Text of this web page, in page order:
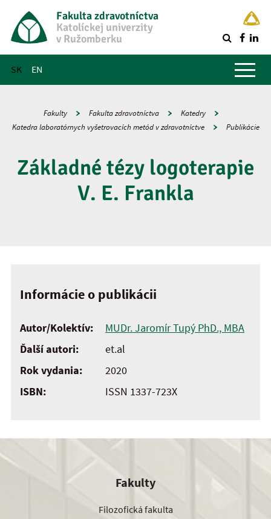
Fakulta zdravotníctva
Katolíckej univerzity
v Ružomberku
SK EN
Hlavné menu
Fakulty Fakulta zdravotníctva
Katedry
Katedra laboratórnych vyšetrovacích metód v zdravotníctve
Publikácie
Základné tézy logoterapie
V. E. Frankla
Informácie o publikácii
Autor/Kolektív:
MUDr. Jaromír Tupý PhD., MBA
Ďalší autori:
et.al
Rok vydania:
2020
ISBN:
ISSN 1337-723X
Fakulty
Filozofická fakulta